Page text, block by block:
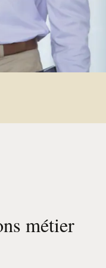
métier